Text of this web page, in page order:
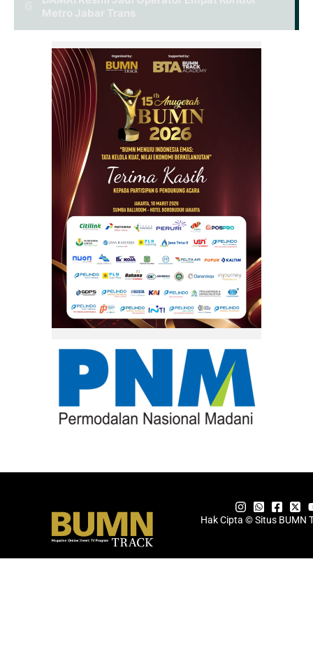
Hak Cipta © Situs BUMN